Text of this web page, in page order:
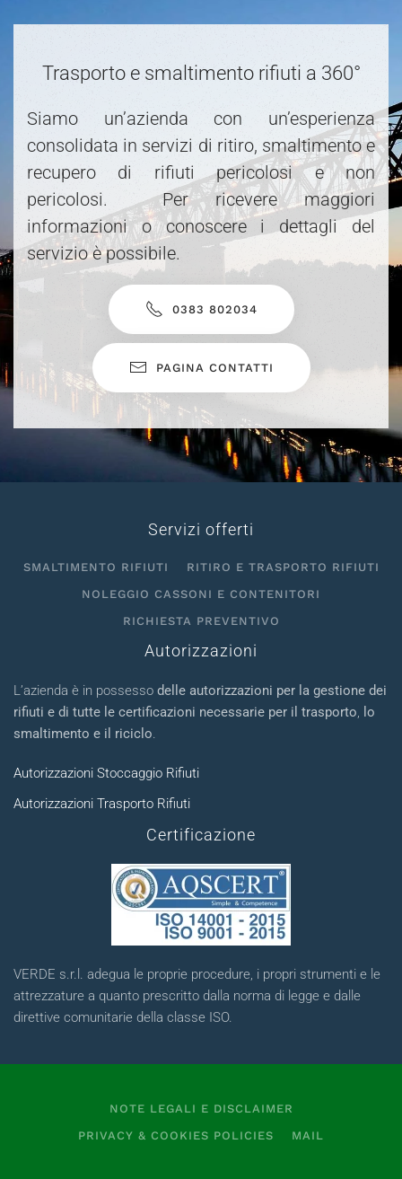
Trasporto e smaltimento rifiuti a 360°
Siamo un’azienda con un’esperienza
consolidata in servizi di ritiro, smaltimento e
recupero di rifiuti pericolosi e non
pericolosi. Per ricevere maggiori
informazioni o conoscere i dettagli del
servizio è possibile.
0383 802034
PAGINA CONTATTI
Servizi offerti
SMALTIMENTO RIFIUTI
RITIRO E TRASPORTO RIFIUTI
NOLEGGIO CASSONI E CONTENITORI
RICHIESTA PREVENTIVO
Autorizzazioni
L’azienda è in possesso delle autorizzazioni per la gestione dei
rifiuti e di tutte le certificazioni necessarie per il trasporto, lo
smaltimento e il riciclo.
Autorizzazioni Stoccaggio Rifiuti
Autorizzazioni Trasporto Rifiuti
Certificazione
VERDE s.r.l. adegua le proprie procedure, i propri strumenti e le
attrezzature a quanto prescritto dalla norma di legge e dalle
direttive comunitarie della classe ISO.
NOTE LEGALI E DISCLAIMER
PRIVACY & COOKIES POLICIES
MAIL